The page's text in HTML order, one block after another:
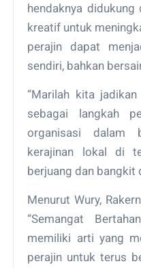
hendaknya
kreatif untuk
perajin dapat
sendiri, bahkan
“Marilah kita
sebagai langkah
organisasi dalam
kerajinan lokal di
berjuang dan bangkit
Menurut Wury,
“Semangat
memiliki arti yang
perajin untuk terus